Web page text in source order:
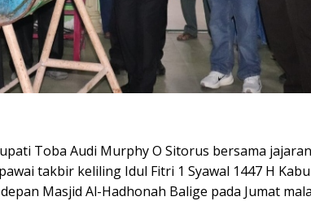
Toba Audi Murphy O Sitorus bersama jajaran
takbir keliling Idul Fitri 1 Syawal 1447 H
Masjid Al-Hadhonah Balige pada Jumat